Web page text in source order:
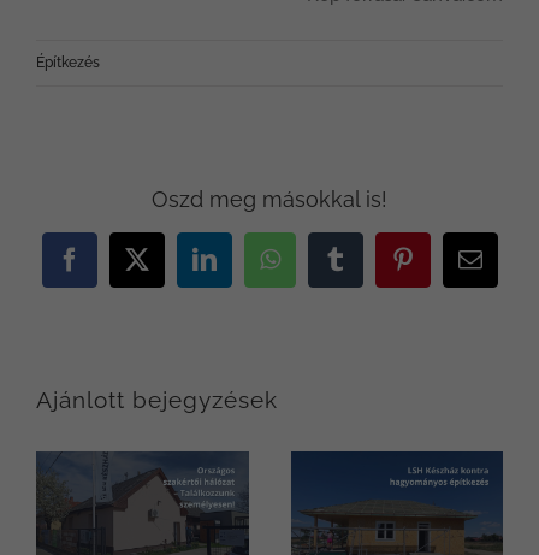
Építkezés
Oszd meg másokkal is!
Facebook
X LinkedInWhatsAppTumblrPinterestEmail:
Ajánlott bejegyzések